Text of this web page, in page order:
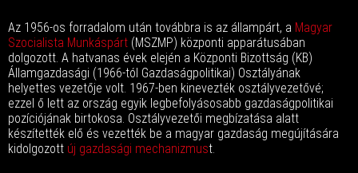
Az 1956-os forradalom után továbbra is az állampárt, a Magyar
Szocialista Munkáspárt (MSZMP) központi apparátusában
dolgozott. A hatvanas évek elején a Központi Bizottság (KB)
Államgazdasági (1966-tól Gazdaságpolitikai) Osztályának
helyettes vezetője volt. 1967-ben kinevezték osztályvezetővé;
ezzel ő lett az ország egyik legbefolyásosabb gazdaságpolitikai
pozíciójának birtokosa. Osztályvezetői megbízatása alatt
készítették elő és vezették be a magyar gazdaság megújítására
kidolgozott új gazdasági mechanizmust.